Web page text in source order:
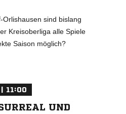
sind bislang
Kreisoberliga alle Spiele
Saison möglich?
11:00
UND